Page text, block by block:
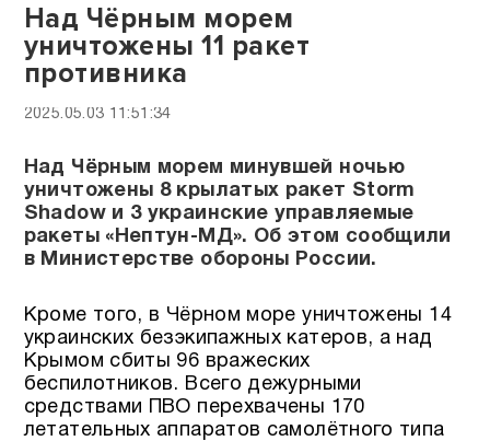
Над Чёрным морем
уничтожены 11 ракет
противника
2025.05.03 11:51:34
Над Чёрным морем минувшей ночью
уничтожены 8 крылатых ракет Storm
Shadow и 3 украинские управляемые
ракеты «Нептун-МД». Об этом сообщили
в Министерстве обороны России.
Кроме того, в Чёрном море уничтожены 14
украинских безэкипажных катеров, а над
Крымом сбиты 96 вражеских
беспилотников. Всего дежурными
средствами ПВО перехвачены 170
летательных аппаратов самолётного типа